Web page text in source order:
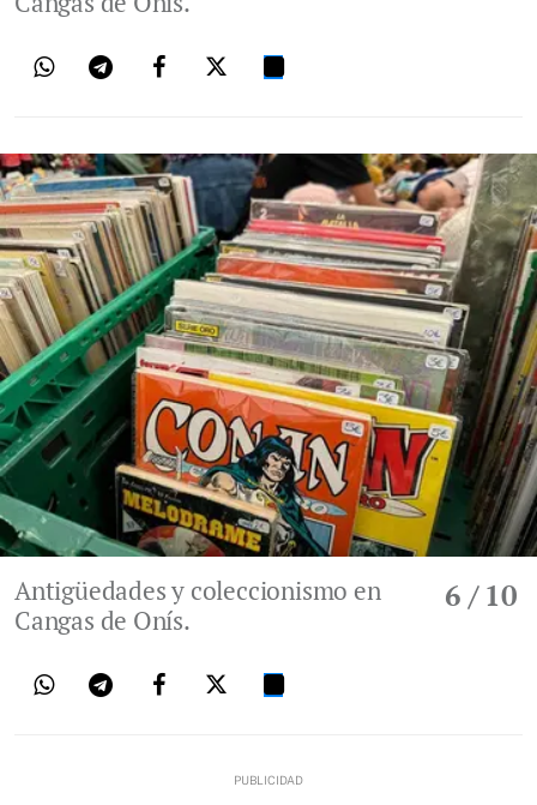
6 / 10
Antigüedades y coleccionismo en
Cangas de Onís.